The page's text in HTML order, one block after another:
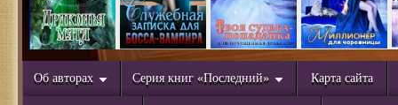
Об авторах Серия книг «Последний» Карта сайта